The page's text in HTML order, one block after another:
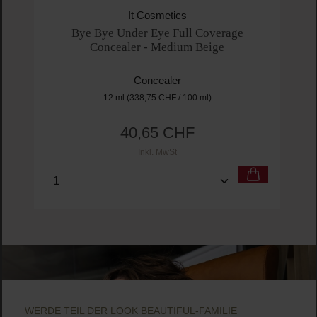
It Cosmetics
Bye Bye Under Eye Full Coverage
Concealer - Medium Beige
Concealer
12 ml (338,75 CHF / 100 ml)
Regulärer Preis:
40,65 CHF
Inkl. MwSt
Produkt Anzahl: Gib den gewünschten Wert
WERDE TEIL DER LOOK BEAUTIFUL-FAMILIE